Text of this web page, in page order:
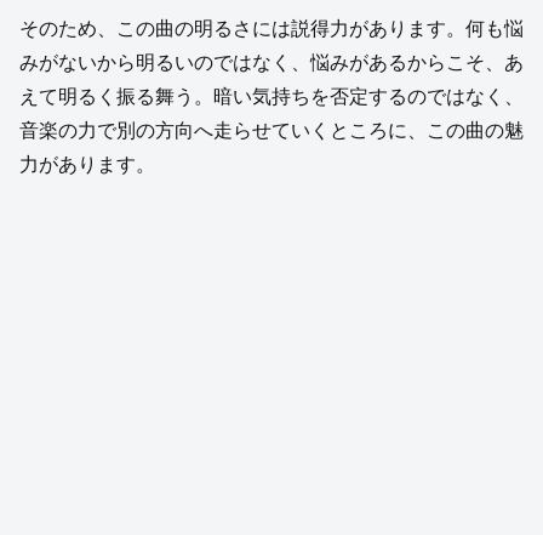
そのため、この曲の明るさには説得力があります。何も悩
みがないから明るいのではなく、悩みがあるからこそ、あ
えて明るく振る舞う。暗い気持ちを否定するのではなく、
音楽の力で別の方向へ走らせていくところに、この曲の魅
力があります。